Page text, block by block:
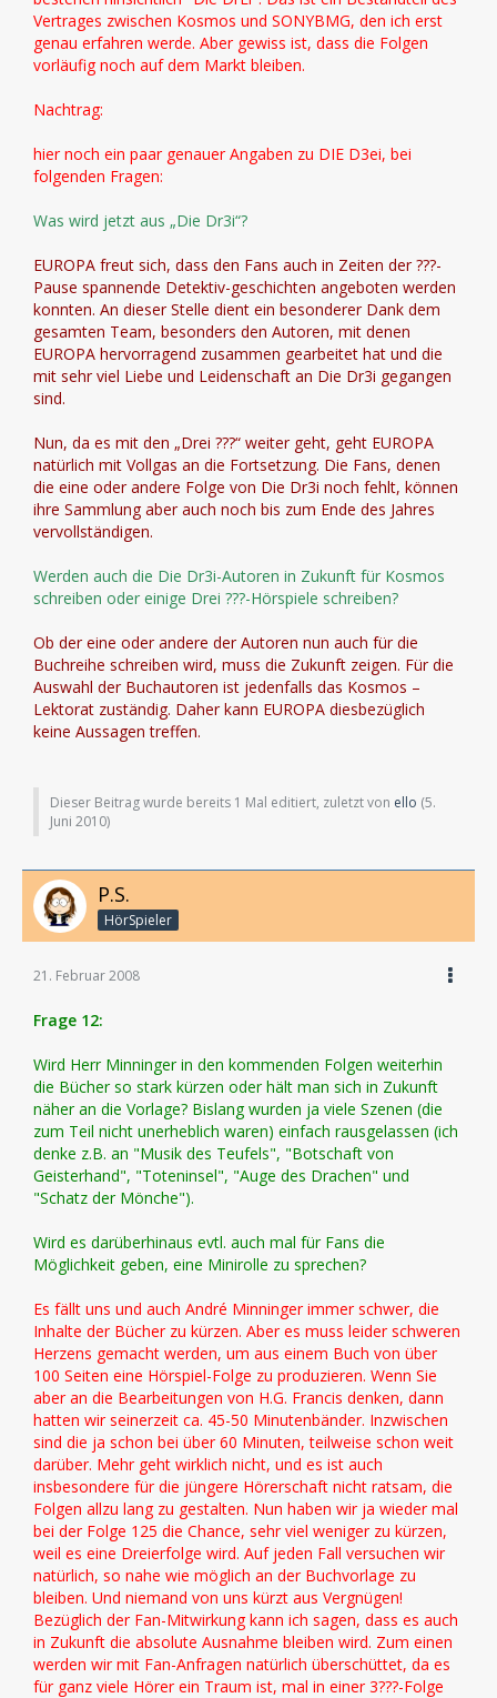
Vertrages zwischen Kosmos und SONYBMG, den ich erst
genau erfahren werde. Aber gewiss ist, dass die Folgen
vorläufig noch auf dem Markt bleiben.
Nachtrag:
hier noch ein paar genauer Angaben zu DIE D3ei, bei
folgenden Fragen:
Was wird jetzt aus „Die Dr3i“?
EUROPA freut sich, dass den Fans auch in Zeiten der ???-
Pause spannende Detektiv-geschichten angeboten werden
konnten. An dieser Stelle dient ein besonderer Dank dem
gesamten Team, besonders den Autoren, mit denen
EUROPA hervorragend zusammen gearbeitet hat und die
mit sehr viel Liebe und Leidenschaft an Die Dr3i gegangen
sind.
Nun, da es mit den „Drei ???“ weiter geht, geht EUROPA
natürlich mit Vollgas an die Fortsetzung. Die Fans, denen
die eine oder andere Folge von Die Dr3i noch fehlt, können
ihre Sammlung aber auch noch bis zum Ende des Jahres
vervollständigen.
Werden auch die Die Dr3i-Autoren in Zukunft für Kosmos
schreiben oder einige Drei ???-Hörspiele schreiben?
Ob der eine oder andere der Autoren nun auch für die
Buchreihe schreiben wird, muss die Zukunft zeigen. Für die
Auswahl der Buchautoren ist jedenfalls das Kosmos –
Lektorat zuständig. Daher kann EUROPA diesbezüglich
keine Aussagen treffen.
Dieser Beitrag wurde bereits 1 Mal editiert, zuletzt von ello (5.
Juni 2010)
P.S.
HörSpieler
21. Februar 2008
Frage 12:
Wird Herr Minninger in den kommenden Folgen weiterhin
die Bücher so stark kürzen oder hält man sich in Zukunft
näher an die Vorlage? Bislang wurden ja viele Szenen (die
zum Teil nicht unerheblich waren) einfach rausgelassen (ich
denke z.B. an "Musik des Teufels", "Botschaft von
Geisterhand", "Toteninsel", "Auge des Drachen" und
"Schatz der Mönche").
Wird es darüberhinaus evtl. auch mal für Fans die
Möglichkeit geben, eine Minirolle zu sprechen?
Es fällt uns und auch André Minninger immer schwer, die
Inhalte der Bücher zu kürzen. Aber es muss leider schweren
Herzens gemacht werden, um aus einem Buch von über
100 Seiten eine Hörspiel-Folge zu produzieren. Wenn Sie
aber an die Bearbeitungen von H.G. Francis denken, dann
hatten wir seinerzeit ca. 45-50 Minutenbänder. Inzwischen
sind die ja schon bei über 60 Minuten, teilweise schon weit
darüber. Mehr geht wirklich nicht, und es ist auch
insbesondere für die jüngere Hörerschaft nicht ratsam, die
Folgen allzu lang zu gestalten. Nun haben wir ja wieder mal
bei der Folge 125 die Chance, sehr viel weniger zu kürzen,
weil es eine Dreierfolge wird. Auf jeden Fall versuchen wir
natürlich, so nahe wie möglich an der Buchvorlage zu
bleiben. Und niemand von uns kürzt aus Vergnügen!
Bezüglich der Fan-Mitwirkung kann ich sagen, dass es auch
in Zukunft die absolute Ausnahme bleiben wird. Zum einen
werden wir mit Fan-Anfragen natürlich überschüttet, da es
für ganz viele Hörer ein Traum ist, mal in einer 3???-Folge